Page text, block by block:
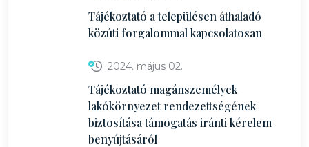
Tájékoztató a településen áthaladó
közúti forgalommal kapcsolatosan
2024. május 02.
Tájékoztató magánszemélyek
lakókörnyezet rendezettségének
biztosítása támogatás iránti kérelem
benyújtásáról